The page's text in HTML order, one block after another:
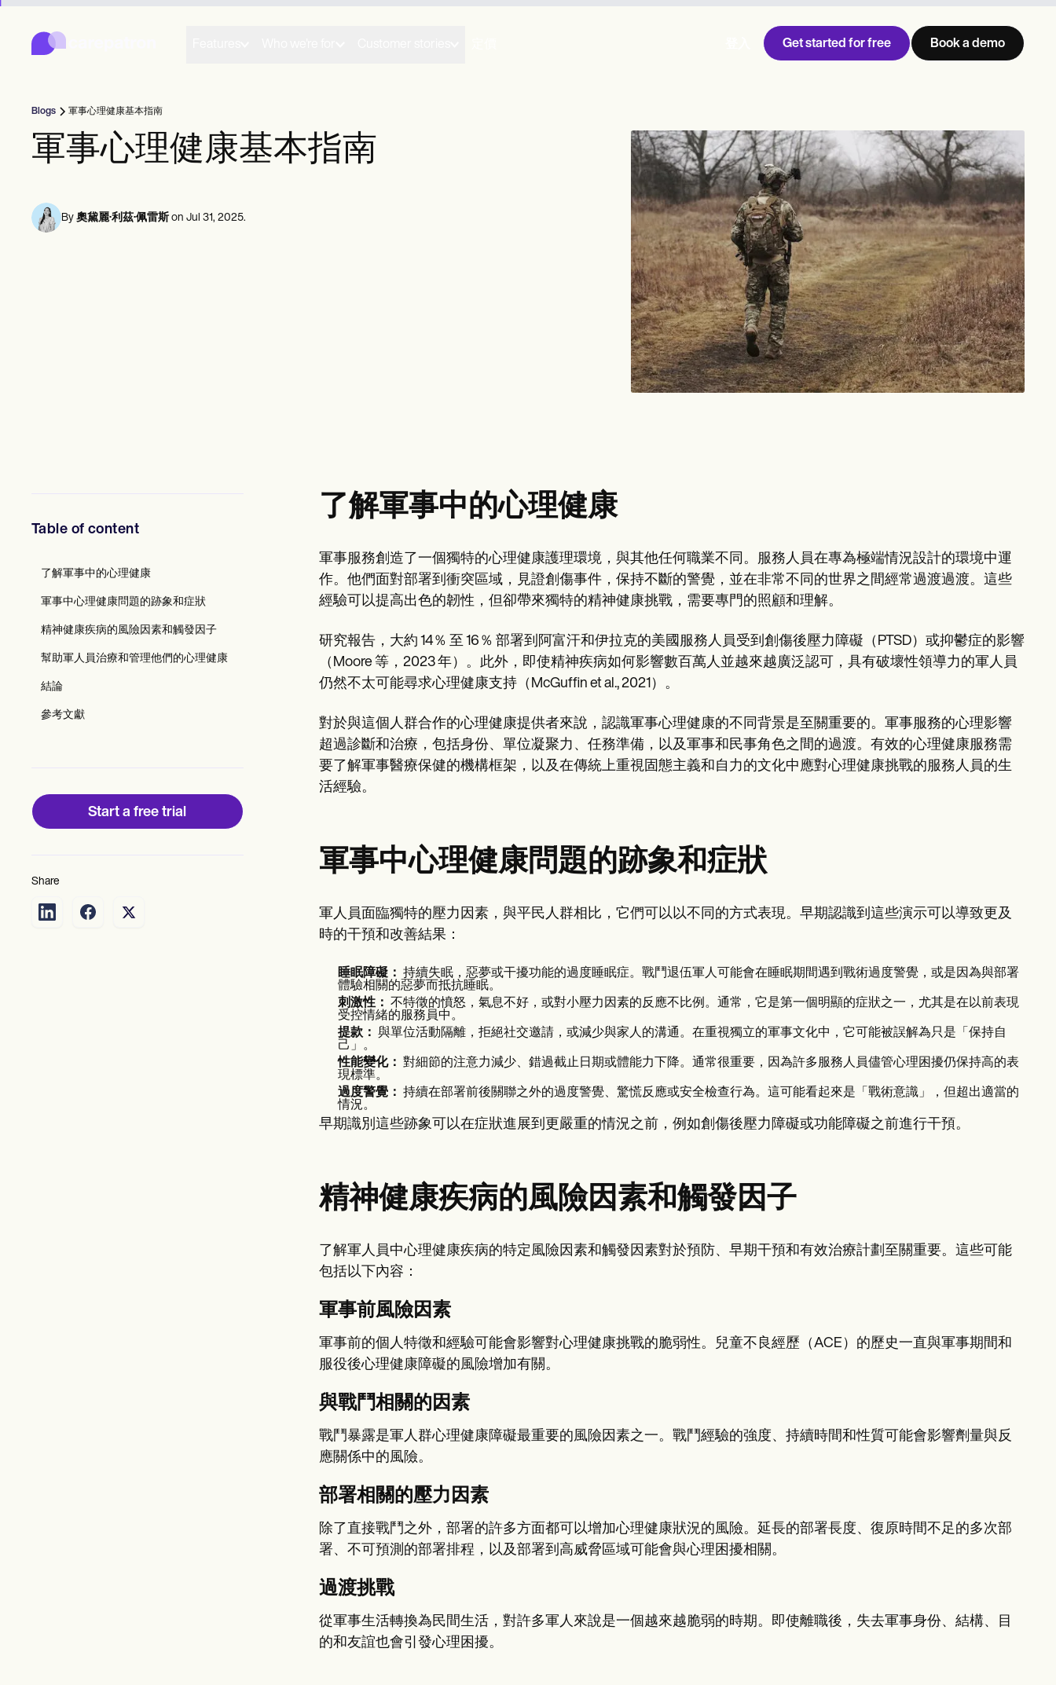
Carepatron
網上表格
實務管理
Community
ICD 代碼
Procedure Codes
超級票據模板
肥皂筆記範本
Informed Consent Form
DAR Note Template
Help Center
Become a Partner
Pricing
Why Carepatron?
Get started for free Book a demo
Blogs 軍事心理健康基本指南
軍事心理健康基本指南
By 奧黛麗·利茲·佩雷斯 on Jul 31, 2025.
Table of content
了解軍事中的心理健康
軍事中心理健康問題的跡象和症狀
精神健康疾病的風險因素和觸發因子
幫助軍人員治療和管理他們的心理健康
結論
參考文獻
Start a free trial
Share
了解軍事中的心理健康
軍事服務創造了一個獨特的心理健康護理環境，與其他任何職業不同。服務人員在專為極端情況設計的環境中運
作。他們面對部署到衝突區域，見證創傷事件，保持不斷的警覺，並在非常不同的世界之間經常過渡過渡。這些
經驗可以提高出色的韌性，但卻帶來獨特的精神健康挑戰，需要專門的照顧和理解。
研究報告，大約 14％ 至 16％ 部署到阿富汗和伊拉克的美國服務人員受到創傷後壓力障礙（PTSD）或抑鬱症的影響
（Moore 等，2023 年）。此外，即使精神疾病如何影響數百萬人並越來越廣泛認可，具有破壞性領導力的軍人員
仍然不太可能尋求心理健康支持（McGuffin et al., 2021）。
對於與這個人群合作的心理健康提供者來說，認識軍事心理健康的不同背景是至關重要的。軍事服務的心理影響
超過診斷和治療，包括身份、單位凝聚力、任務準備，以及軍事和民事角色之間的過渡。有效的心理健康服務需
要了解軍事醫療保健的機構框架，以及在傳統上重視固態主義和自力的文化中應對心理健康挑戰的服務人員的生
活經驗。
軍事中心理健康問題的跡象和症狀
軍人員面臨獨特的壓力因素，與平民人群相比，它們可以以不同的方式表現。早期認識到這些演示可以導致更及
時的干預和改善結果：
睡眠障礙： 持續失眠，惡夢或干擾功能的過度睡眠症。戰鬥退伍軍人可能會在睡眠期間遇到戰術過度警覺，或是因為與部署
體驗相關的惡夢而抵抗睡眠。
刺激性： 不特徵的憤怒，氣息不好，或對小壓力因素的反應不比例。通常，它是第一個明顯的症狀之一，尤其是在以前表現
受控情緒的服務員中。
提款： 與單位活動隔離，拒絕社交邀請，或減少與家人的溝通。在重視獨立的軍事文化中，它可能被誤解為只是「保持自
己」。
性能變化： 對細節的注意力減少、錯過截止日期或體能力下降。通常很重要，因為許多服務人員儘管心理困擾仍保持高的表
現標準。
過度警覺： 持續在部署前後關聯之外的過度警覺、驚慌反應或安全檢查行為。這可能看起來是「戰術意識」，但超出適當的
情況。
早期識別這些跡象可以在症狀進展到更嚴重的情況之前，例如創傷後壓力障礙或功能障礙之前進行干預。
精神健康疾病的風險因素和觸發因子
了解軍人員中心理健康疾病的特定風險因素和觸發因素對於預防、早期干預和有效治療計劃至關重要。這些可能
包括以下內容：
軍事前風險因素
軍事前的個人特徵和經驗可能會影響對心理健康挑戰的脆弱性。兒童不良經歷（ACE）的歷史一直與軍事期間和
服役後心理健康障礙的風險增加有關。
與戰鬥相關的因素
戰鬥暴露是軍人群心理健康障礙最重要的風險因素之一。戰鬥經驗的強度、持續時間和性質可能會影響劑量與反
應關係中的風險。
部署相關的壓力因素
除了直接戰鬥之外，部署的許多方面都可以增加心理健康狀況的風險。延長的部署長度、復原時間不足的多次部
署、不可預測的部署排程，以及部署到高威脅區域可能會與心理困擾相關。
過渡挑戰
從軍事生活轉換為民間生活，對許多軍人來說是一個越來越脆弱的時期。即使離職後，失去軍事身份、結構、目
的和友誼也會引發心理困擾。